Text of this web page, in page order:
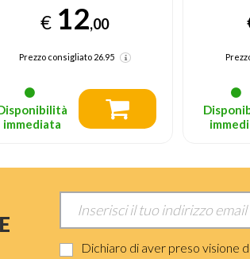
€ 12,00
Prezzo consigliato26.95
immediata
Dichiaro di aver preso visione